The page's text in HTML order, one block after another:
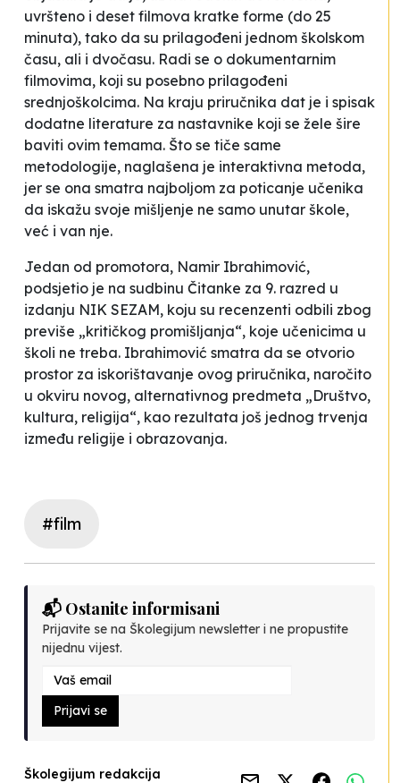
uvršteno i deset filmova kratke forme (do 25
minuta), tako da su prilagođeni jednom školskom
času, ali i dvočasu. Radi se o dokumentarnim
filmovima, koji su posebno prilagođeni
srednjoškolcima. Na kraju priručnika dat je i spisak
dodatne literature za nastavnike koji se žele šire
baviti ovim temama. Što se tiče same
metodologije, naglašena je interaktivna metoda,
jer se ona smatra najboljom za poticanje učenika
da iskažu svoje mišljenje ne samo unutar škole,
već i van nje.
Jedan od promotora, Namir Ibrahimović,
podsjetio je na sudbinu Čitanke za 9. razred u
izdanju NIK SEZAM, koju su recenzenti odbili zbog
previše „kritičkog promišljanja“, koje učenicima u
školi ne treba. Ibrahimović smatra da se otvorio
prostor za iskorištavanje ovog priručnika, naročito
u okviru novog, alternativnog predmeta „Društvo,
kultura, religija“, kao rezultata još jednog trvenja
između religije i obrazovanja.
#film
📬 Ostanite informisani
Prijavite se na Školegijum newsletter i ne propustite
nijednu vijest.
Prijavi se
Školegijum redakcija